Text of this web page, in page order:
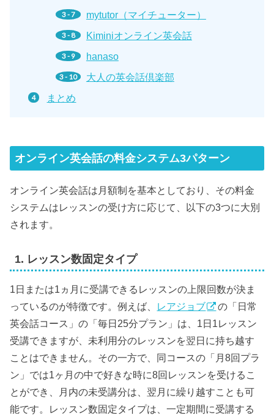
mytutor（マイチューター）
Kiminiオンライン英会話
hanaso
大人の英会話倶楽部
まとめ
オンライン英会話の料金システム3パターン
オンライン英会話は月額制を基本としており、その料金
システムはレッスンの受け方に応じて、以下の3つに大別
されます。
1. レッスン数固定タイプ
1日または1ヵ月に受講できるレッスンの上限回数が決ま
っているのが特徴です。例えば、 レアジョブ
の「日常
英会話コース」の「毎日25分プラン」は、1日1レッスン
受講できますが、未利用分のレッスンを翌日に持ち越す
ことはできません。その一方で、同コースの「月8回プラ
ン」では1ヶ月の中で好きな時に8回レッスンを受けるこ
とができ、月内の未受講分は、翌月に繰り越すことも可
能です。レッスン数固定タイプは、一定期間に受講する